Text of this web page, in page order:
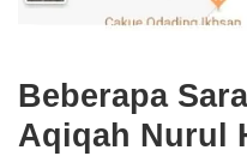
Beberapa
Aqiqah Nurul